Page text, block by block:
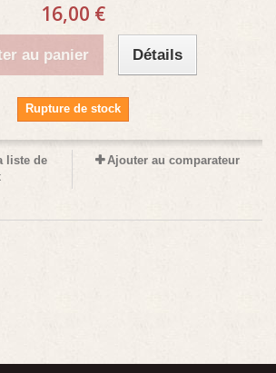
16,00 €
au panier Détails
Rupture de stock
liste de
Ajouter au comparateur